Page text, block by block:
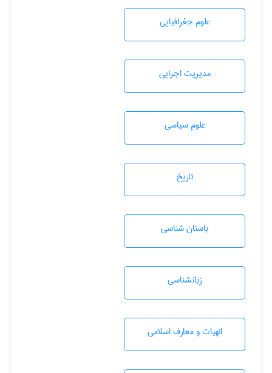
علوم جغرافيايی
مديريت اجرايی
علوم سياسی
تاريخ
باستان شناسی
زبانشناسی
الهیات و معارف اسلامی